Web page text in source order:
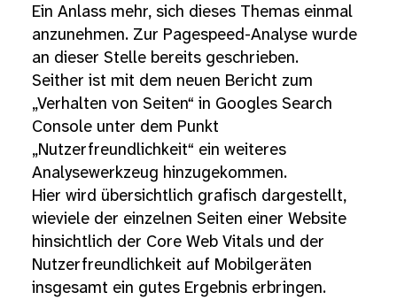
Ein Anlass mehr, sich dieses Themas einmal
anzunehmen. Zur Pagespeed-Analyse wurde
an dieser Stelle bereits geschrieben.
Seither ist mit dem neuen Bericht zum
„Verhalten von Seiten“ in Googles Search
Console unter dem Punkt
„Nutzerfreundlichkeit“ ein weiteres
Analysewerkzeug hinzugekommen.
Hier wird übersichtlich grafisch dargestellt,
wieviele der einzelnen Seiten einer Website
hinsichtlich der Core Web Vitals und der
Nutzerfreundlichkeit auf Mobilgeräten
insgesamt ein gutes Ergebnis erbringen.